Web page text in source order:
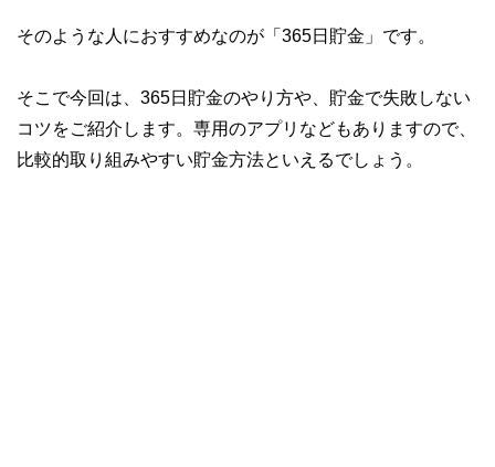
そのような人におすすめなのが「365日貯金」です。
そこで今回は、365日貯金のやり方や、貯金で失敗しない
コツをご紹介します。専用のアプリなどもありますので、
比較的取り組みやすい貯金方法といえるでしょう。